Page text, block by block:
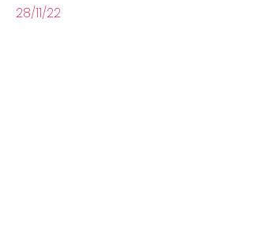
28/11/22